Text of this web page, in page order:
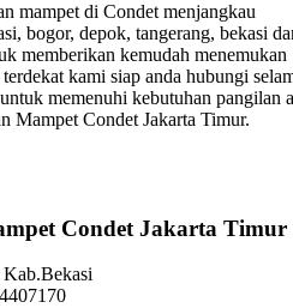
mampet di Condet menjangkau
bogor, depok, tangerang, bekasi
memberikan kemudah menemukan
kami siap anda hubungi
memenuhi kebutuhan pangilan
Mampet Condet Jakarta Timur.
Condet Jakarta Timur